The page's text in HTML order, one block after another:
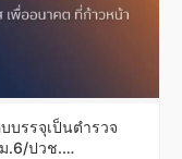
บรรจุเป็นตำรวจ
.6/ปวช.